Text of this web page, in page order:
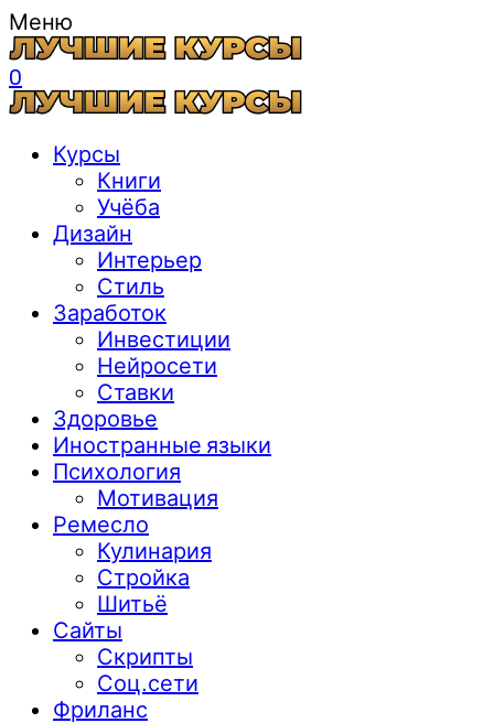
Меню
0
Курсы
Книги
Учёба
Дизайн
Интерьер
Стиль
Заработок
Инвестиции
Нейросети
Ставки
Здоровье
Иностранные языки
Психология
Мотивация
Ремесло
Кулинария
Стройка
Шитьё
Сайты
Скрипты
Соц.сети
Фриланс